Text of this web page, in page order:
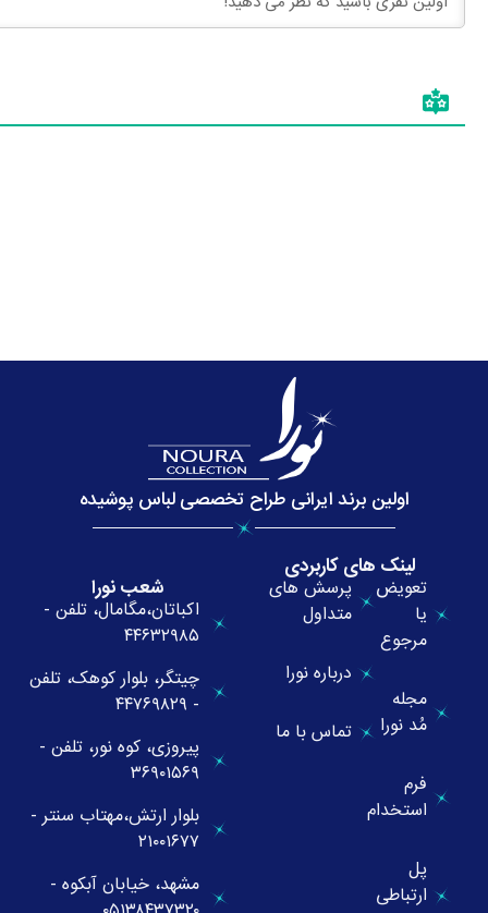
اولین برند ایرانی طراح تخصصی لباس پوشیده
لینک های کاربردی
تعویض
یا
مرجوع
مجله
مُد نورا
فرم
استخدام
پل
ارتباطی
پرسش های
متداول
درباره نورا
تماس با ما
شعب نورا
اکباتان،مگامال، تلفن -
۴۴۶۳۲۹۸۵
چیتگر، بلوار کوهک، تلفن
- ۴۴۷۶۹۸۲۹
پیروزی، کوه نور، تلفن -
۳۶۹۰۱۵۶۹
بلوار ارتش،مهتاب سنتر -
۲۱۰۰۱۶۷۷
مشهد، خیابان آبکوه -